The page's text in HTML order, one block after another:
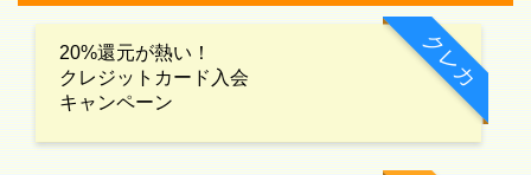
クレカ
20%還元が熱い！
クレジットカード入会
キャンペーン